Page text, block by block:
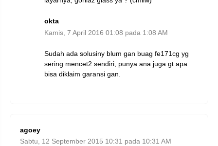
okta
Kamis, 7 April 2016 01:08 pada 1:08 AM
Sudah ada solusiny blum gan buag fe171cg yg
sering mencet2 sendiri, punya ana juga gt apa
bisa diklaim garansi gan.
agoey
Sabtu, 12 September 2015 10:31 pada 10:31 AM